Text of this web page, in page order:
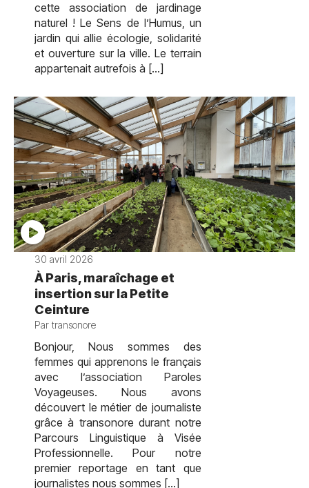
cette association de jardinage
naturel ! Le Sens de l’Humus, un
jardin qui allie écologie, solidarité
et ouverture sur la ville. Le terrain
appartenait autrefois à […]
30 avril 2026
À Paris, maraîchage et
insertion sur la Petite
Ceinture
Par transonore
Bonjour, Nous sommes des
femmes qui apprenons le français
avec l’association Paroles
Voyageuses. Nous avons
découvert le métier de journaliste
grâce à transonore durant notre
Parcours Linguistique à Visée
Professionnelle. Pour notre
premier reportage en tant que
journalistes nous sommes […]